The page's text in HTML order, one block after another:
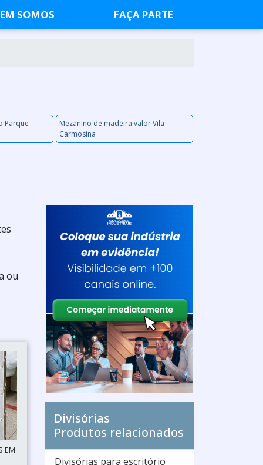
SOMOS FAÇA PARTE
Parque
Mezanino de madeira valor Vila
Carmosina
ou
EM
Divisórias
Produtos relacionados
Divisórias para escritório